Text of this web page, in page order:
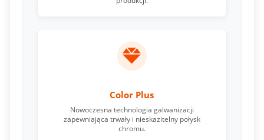
Color Plus
Nowoczesna technologia galwanizacji
zapewniająca trwały i nieskazitelny połysk
chromu.